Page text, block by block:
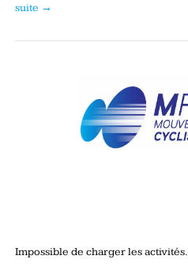
suite →
Impossible de charger les activités.